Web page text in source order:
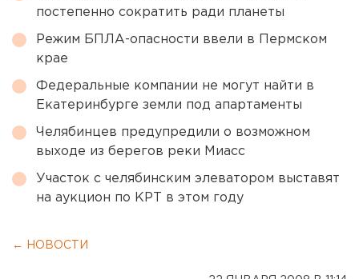
постепенно сократить ради планеты
Режим БПЛА-опасности ввели в Пермском
крае
Федеральные компании не могут найти в
Екатеринбурге земли под апартаменты
Челябинцев предупредили о возможном
выходе из берегов реки Миасс
Участок с челябинским элеватором выставят
на аукцион по КРТ в этом году
← НОВОСТИ